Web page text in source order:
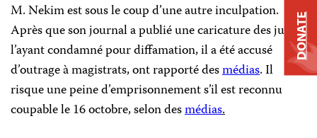
M. Nekim est sous le coup d’une autre inculpation.
Après que son journal a publié une caricature des juges
l’ayant condamné pour diffamation, il a été accusé
d’outrage à magistrats, ont rapporté desmédias. Il
risque une peine d’emprisonnement s’il est reconnu
coupable le 16 octobre, selon desmédias.
DONATE